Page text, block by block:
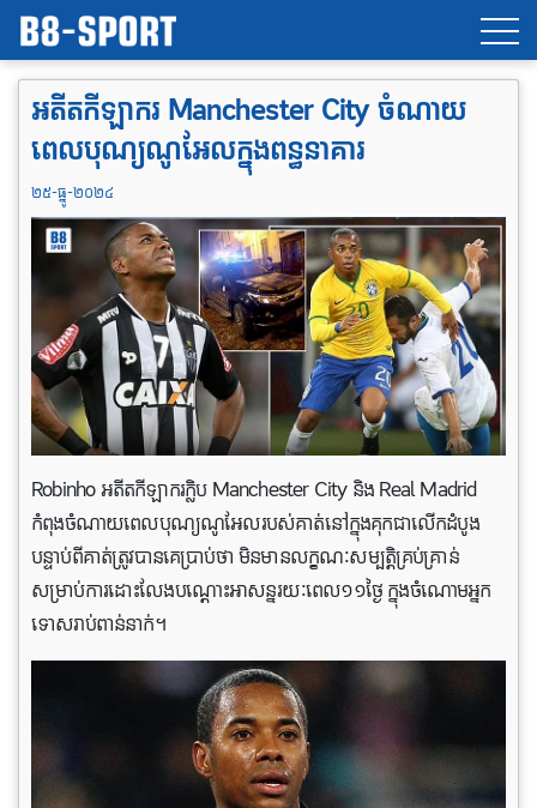
អតីតកីឡាករ Manchester City ចំណាយ
ពេលបុណ្យណូអែលក្នុង​ពន្ធនាគារ
២៥-ធ្នូ-២០២៤
Robinho អតីតកីឡាករក្លិប Manchester City និង Real Madrid
កំពុងចំណាយពេលបុណ្យណូអែលរបស់គាត់នៅក្នុងគុកជាលេីកដំបូង
បន្ទាប់ពីគាត់ត្រូវបានគេប្រាប់ថា មិនមានលក្ខណៈសម្បត្តិគ្រប់គ្រាន់
សម្រាប់ការដោះលែងបណ្តោះអាសន្នរយៈពេល១១ថ្ងៃ ក្នុងចំណោមអ្នក
ទោសរាប់ពាន់នាក់។